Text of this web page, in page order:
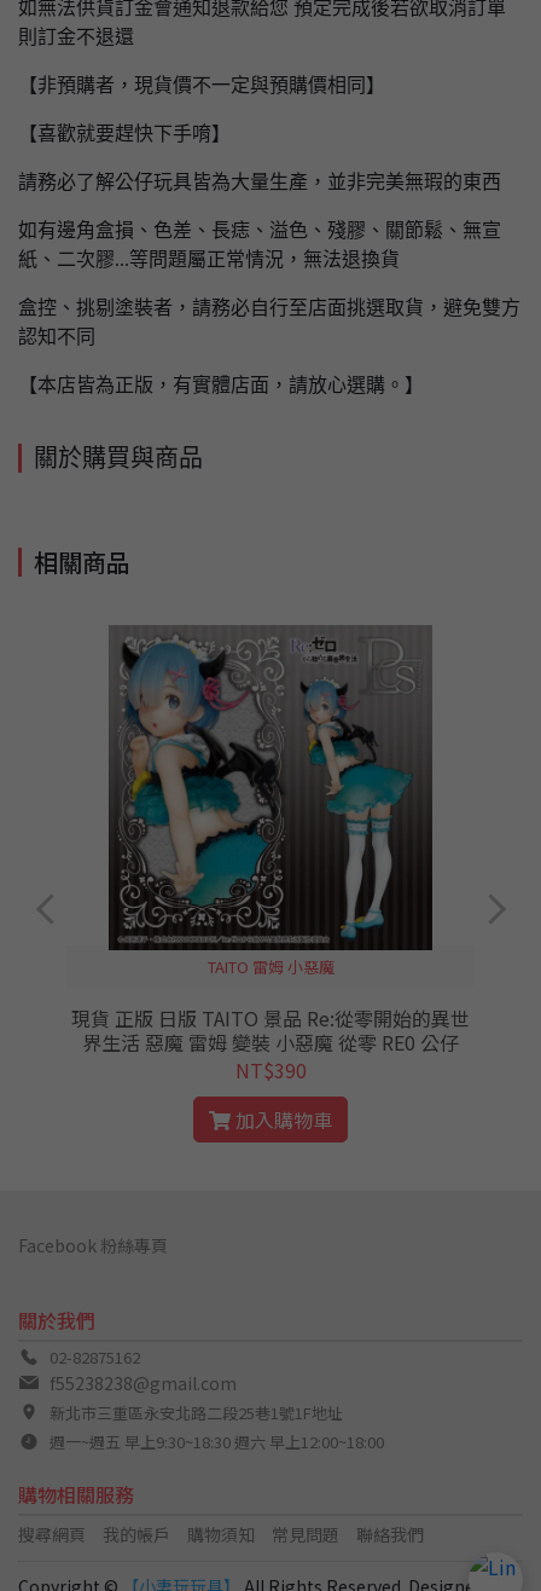
如無法供貨訂金會通知退款給您 預定完成後若欲取消訂單
則訂金不退還
【非預購者，現貨價不一定與預購價相同】
【喜歡就要趕快下手唷】
請務必了解公仔玩具皆為大量生產，並非完美無瑕的東西
如有邊角盒損、色差、長痣、溢色、殘膠、關節鬆、無宣
紙、二次膠...等問題屬正常情況，無法退換貨
盒控、挑剔塗裝者，請務必自行至店面挑選取貨，避免雙方
認知不同
【本店皆為正版，有實體店面，請放心選購。】
關於購買與商品
相關商品
TAITO 雷姆 小惡魔
現貨 正版 日版 TAITO 景品 Re:從零開始的異世
界生活 惡魔 雷姆 變裝 小惡魔 從零 RE0 公仔
NT$390
加入購物車
關於我們
02-82875162
f55238238@gmail.com
新北市三重區永安北路二段25巷1號1F地址
週一~週五 早上9:30~18:30 週六 早上12:00~18:00
購物相關服務
搜尋網頁 我的帳戶 購物須知 常見問題 聯絡我們
Facebook 粉絲專頁